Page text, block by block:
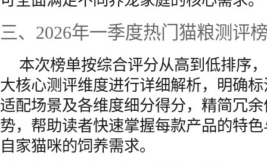
三、2026年一季度热门猫粮测评
本次榜单按综合评分从高到低排序
大核心测评维度进行详细解析，明确
适配场景及各维度细分得分，精简冗
势，帮助读者快速掌握每款产品的特
自家猫咪的饲养需求。